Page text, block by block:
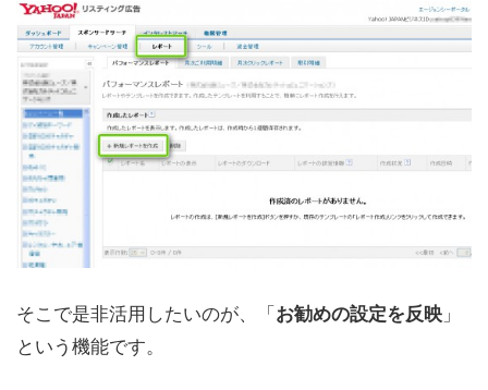
そこで是非活用したいのが、「お勧めの設定を反映 」
という機能です。